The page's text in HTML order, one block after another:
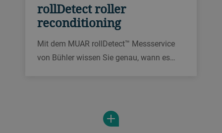
rollDetect roller
reconditioning
Mit dem MUAR rollDetect™ Messservice
von Bühler wissen Sie genau, wann es
Glatt- und Riffelwalzen ist es nicht nur
möglich, die Ausbeute zu erhöhen,